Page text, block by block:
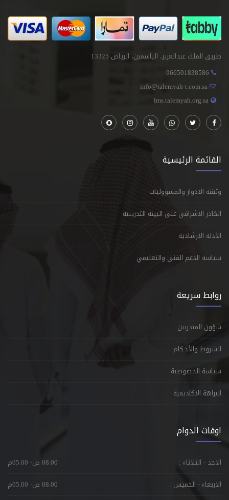
طريق الملك عبدالعزيز، الياسمين، الرياض 13325
966501838586
info@talemyah-t.com.sa
lms.talemyah.org.sa
القائمة الرئيسية
وثيقة الادوار والمسؤوليات
الكادر الاشرافي على البيئة التدريبية
الأدلة الارشادية
سياسة الدعم الفني والتعليمي
روابط سريعة
شؤون المتدربين
الشروط والأحكام
سياسة الخصوصية
النزاهة الاكاديمية
اوقات الدوام
الاحد - الثلاثاء :
08.00 ص- 05.00م
الاربعاء - الخميس :
08.00 ص- 05.00م